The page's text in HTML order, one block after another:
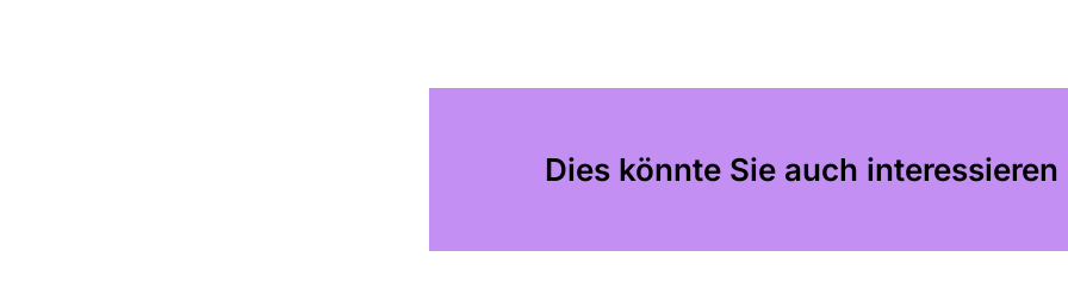
Dies könnte Sie auch interessieren